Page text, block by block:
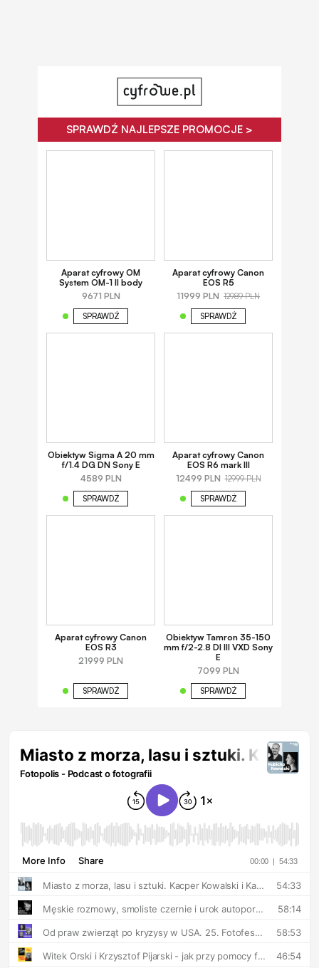
SPRAWDŹ NAJLEPSZE PROMOCJE >
Aparat cyfrowy OM
System OM-1 II body
9671 PLN
SPRAWDŹ
Aparat cyfrowy Canon
EOS R5
11999 PLN 12989 PLN
SPRAWDŹ
Obiektyw Sigma A 20 mm
f/1.4 DG DN Sony E
4589 PLN
SPRAWDŹ
Aparat cyfrowy Canon
EOS R6 mark III
12499 PLN 12999 PLN
SPRAWDŹ
Aparat cyfrowy Canon
EOS R3
21999 PLN
SPRAWDŹ
Obiektyw Tamron 35-150
mm f/2-2.8 DI III VXD Sony
E
7099 PLN
SPRAWDŹ